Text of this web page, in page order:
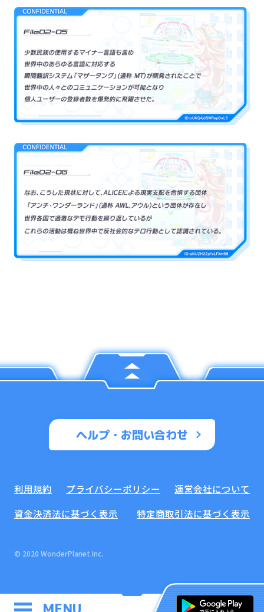
ヘルプ・お問い合わせ
利用規約 プライバシーポリシー
運営会社について
資金決済法に基づく表示
特定商取引法に基づく表示
© 2020 WonderPlanet Inc.